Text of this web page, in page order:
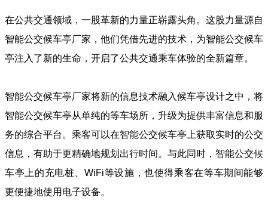
在公共交通领域，一股革新的力量正崭露头角。这股力量源自
智能公交候车亭厂家，他们凭借先进的技术，为智能公交候车
亭注入了新的生命，开启了公共交通乘车体验的全新篇章。
智能公交候车亭厂家将新的信息技术融入候车亭设计之中，将
智能公交候车亭从单纯的等车场所，升级为提供丰富信息和服
务的综合平台。乘客可以在智能公交候车亭上获取实时的公交
信息，有助于更精确地规划出行时间。与此同时，智能公交候
车亭上的充电桩、WiFi等设施，也使得乘客在等车期间能够
更便捷地使用电子设备。